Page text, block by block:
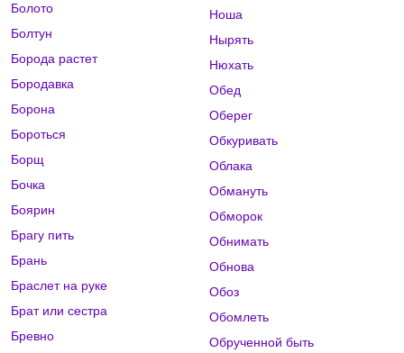
Болото
Болтун
Борода растет
Бородавка
Борона
Бороться
Борщ
Бочка
Боярин
Брагу пить
Брань
Браслет на руке
Брат или сестра
Бревно
Ноша
Нырять
Нюхать
Обед
Оберег
Обкуривать
Облака
Обмануть
Обморок
Обнимать
Обнова
Обоз
Обомлеть
Обрученной быть